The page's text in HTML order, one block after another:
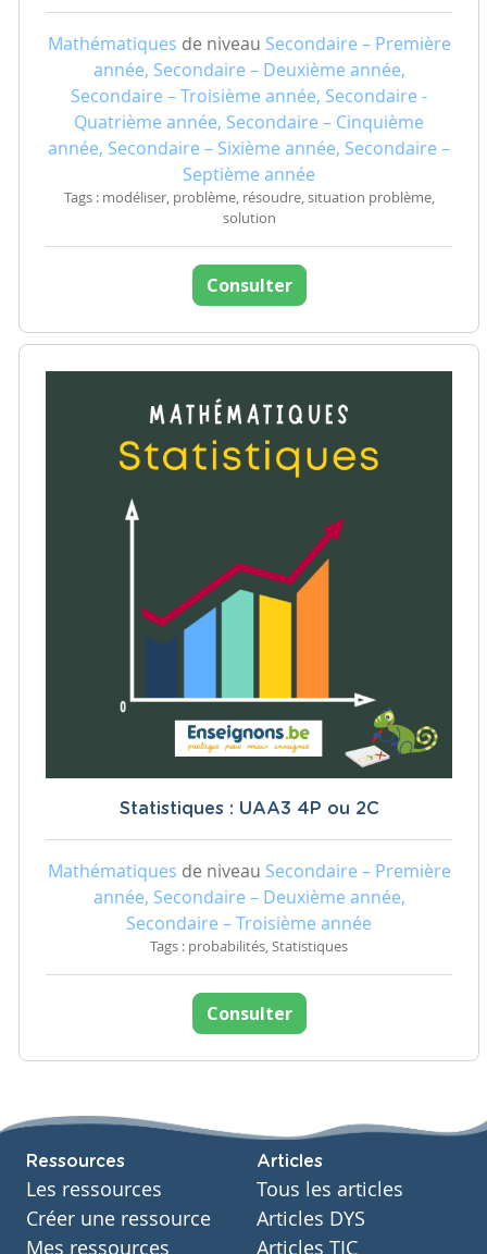
Mathématiques de niveau Secondaire – Première
année, Secondaire – Deuxième année,
Secondaire – Troisième année, Secondaire -
Quatrième année, Secondaire – Cinquième
année, Secondaire – Sixième année, Secondaire –
Septième année
Tags : modéliser, problème, résoudre, situation problème,
solution
Consulter
Statistiques : UAA3 4P ou 2C
Mathématiques de niveau Secondaire – Première
année, Secondaire – Deuxième année,
Secondaire – Troisième année
Tags : probabilités, Statistiques
Consulter
Ressources
Les ressources
Créer une ressource
Mes ressources
Articles
Tous les articles
Articles DYS
Articles TIC